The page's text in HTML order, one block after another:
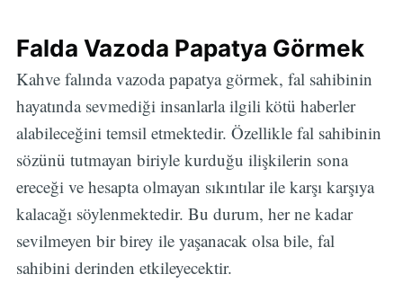
Falda Vazoda Papatya Görmek
Kahve falında vazoda papatya görmek, fal sahibinin
hayatında sevmediği insanlarla ilgili kötü haberler
alabileceğini temsil etmektedir. Özellikle fal sahibinin
sözünü tutmayan biriyle kurduğu ilişkilerin sona
ereceği ve hesapta olmayan sıkıntılar ile karşı karşıya
kalacağı söylenmektedir. Bu durum, her ne kadar
sevilmeyen bir birey ile yaşanacak olsa bile, fal
sahibini derinden etkileyecektir.